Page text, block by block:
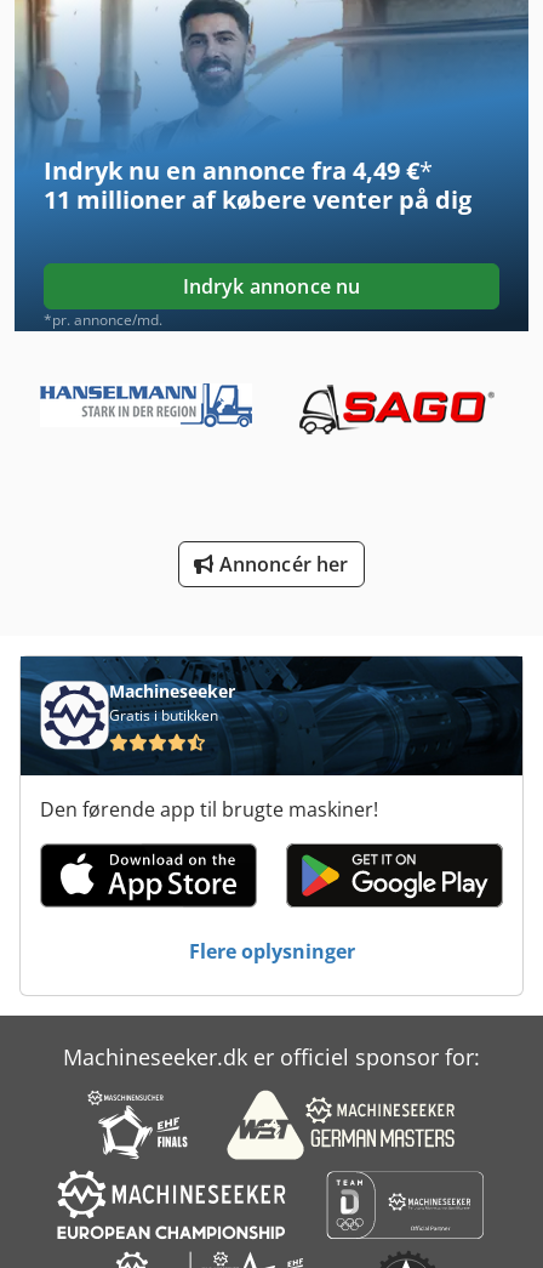
Fngj 20
German
Hjuls Af Række
Håndtering Af
Idx 23
International 2674
International 433
Kgs 1670
Platform Type Mb
Produktion Af Byggematerialer
Skab Med Skuffer
Transport Vogn
Tur 560
Indryk nu en annonce fra 4,49 €*
11 millioner af købere venter på dig
Indryk annonce nu
*pr. annonce/md.
Annoncér her
Machineseeker
Gratis i butikken
Den førende app til brugte maskiner!
Flere oplysninger
Machineseeker.dk er officiel sponsor for: